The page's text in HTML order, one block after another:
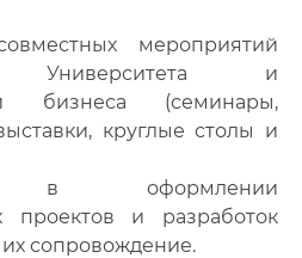
мероприятий
Университета и
бизнеса (семинары,
круглые столы и
в оформлении
проектов и разработок
сопровождение.